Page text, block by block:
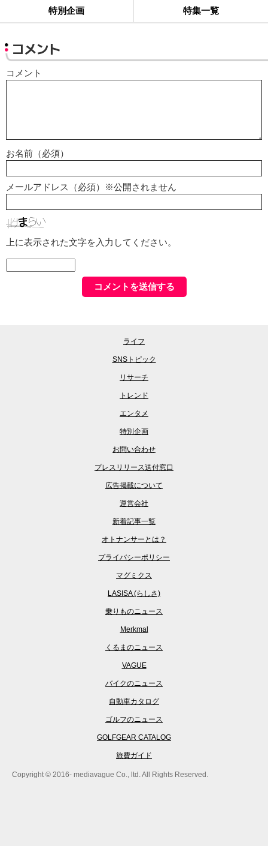
特別企画 特集一覧
コメント
コメント
お名前（必須）
メールアドレス（必須）※公開されません
上に表示された文字を入力してください。
ライフ
SNSトピック
リサーチ
トレンド
エンタメ
特別企画
お問い合わせ
プレスリリース送付窓口
広告掲載について
運営会社
新着記事一覧
オトナンサーとは？
プライバシーポリシー
マグミクス
LASISA (らしさ)
乗りものニュース
Merkmal
くるまのニュース
VAGUE
バイクのニュース
自動車カタログ
ゴルフのニュース
GOLFGEAR CATALOG
旅費ガイド
Copyright © 2016- mediavague Co., ltd. All Rights Reserved.